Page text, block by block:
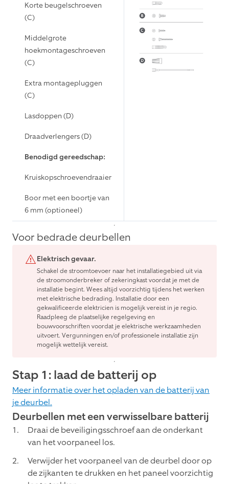
Korte beugelschroeven
(C)
Middelgrote
hoekmontageschroeven
(C)
Extra montagepluggen
(C)
Lasdoppen (D)
Draadverlengers (D)
Benodigd gereedschap:
Kruiskopschroevendraaier
Boor met een boortje van
6 mm (optioneel)
Voor bedrade deurbellen
Elektrisch gevaar.
Schakel de stroomtoevoer naar het installatiegebied uit via
de stroomonderbreker of zekeringkast voordat je met de
installatie begint. Wees altijd voorzichtig tijdens het werken
met elektrische bedrading. Installatie door een
gekwalificeerde elektricien is mogelijk vereist in je regio.
Raadpleeg de plaatselijke regelgeving en
bouwvoorschriften voordat je elektrische werkzaamheden
uitvoert. Vergunningen en/of professionele installatie zijn
mogelijk wettelijk vereist.
Stap 1: laad de batterij op
Meer informatie over het opladen van de batterij van
je deurbel.
Deurbellen met een verwisselbare batterij
Draai de beveiligingsschroef aan de onderkant
van het voorpaneel los.
Verwijder het voorpaneel van de deurbel door op
de zijkanten te drukken en het paneel voorzichtig